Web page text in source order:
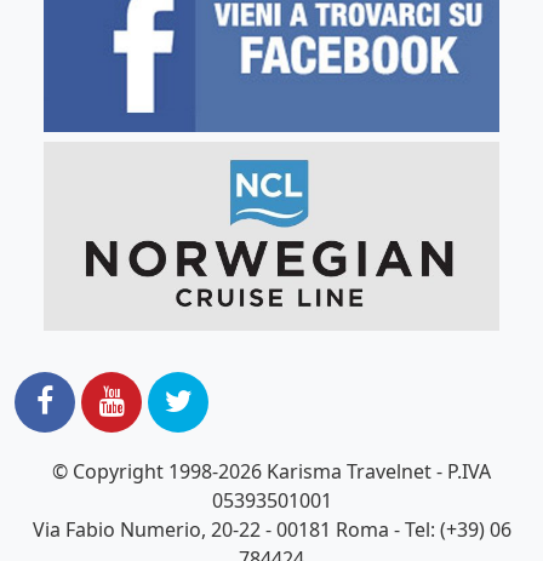
© Copyright 1998-2026 Karisma Travelnet - P.IVA
05393501001
Via Fabio Numerio, 20-22 - 00181 Roma - Tel: (+39) 06